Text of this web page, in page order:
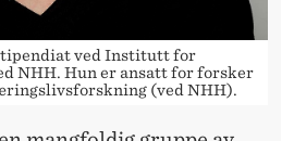
ved Institutt for
NHH. Hun er ansatt for forsker
(ved NHH).